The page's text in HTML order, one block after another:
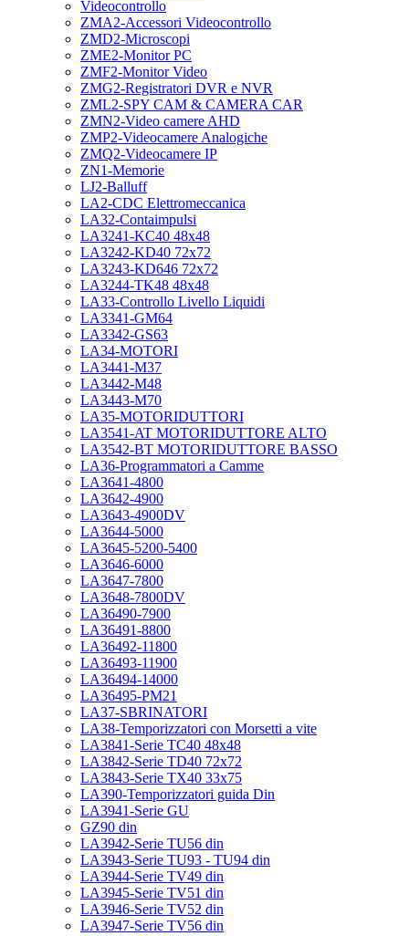
Videocontrollo
ZMA2-Accessori Videocontrollo
ZMD2-Microscopi
ZME2-Monitor PC
ZMF2-Monitor Video
ZMG2-Registratori DVR e NVR
ZML2-SPY CAM & CAMERA CAR
ZMN2-Video camere AHD
ZMP2-Videocamere Analogiche
ZMQ2-Videocamere IP
ZN1-Memorie
LJ2-Balluff
LA2-CDC Elettromeccanica
LA32-Contaimpulsi
LA3241-KC40 48x48
LA3242-KD40 72x72
LA3243-KD646 72x72
LA3244-TK48 48x48
LA33-Controllo Livello Liquidi
LA3341-GM64
LA3342-GS63
LA34-MOTORI
LA3441-M37
LA3442-M48
LA3443-M70
LA35-MOTORIDUTTORI
LA3541-AT MOTORIDUTTORE ALTO
LA3542-BT MOTORIDUTTORE BASSO
LA36-Programmatori a Camme
LA3641-4800
LA3642-4900
LA3643-4900DV
LA3644-5000
LA3645-5200-5400
LA3646-6000
LA3647-7800
LA3648-7800DV
LA36490-7900
LA36491-8800
LA36492-11800
LA36493-11900
LA36494-14000
LA36495-PM21
LA37-SBRINATORI
LA38-Temporizzatori con Morsetti a vite
LA3841-Serie TC40 48x48
LA3842-Serie TD40 72x72
LA3843-Serie TX40 33x75
LA390-Temporizzatori guida Din
LA3941-Serie GU
GZ90 din
LA3942-Serie TU56 din
LA3943-Serie TU93 - TU94 din
LA3944-Serie TV49 din
LA3945-Serie TV51 din
LA3946-Serie TV52 din
LA3947-Serie TV56 din